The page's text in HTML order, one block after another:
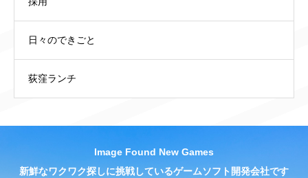
日々のできごと
荻窪ランチ
Image Found New Games
新鮮なワクワク探しに挑戦しているゲームソフト開発会社です